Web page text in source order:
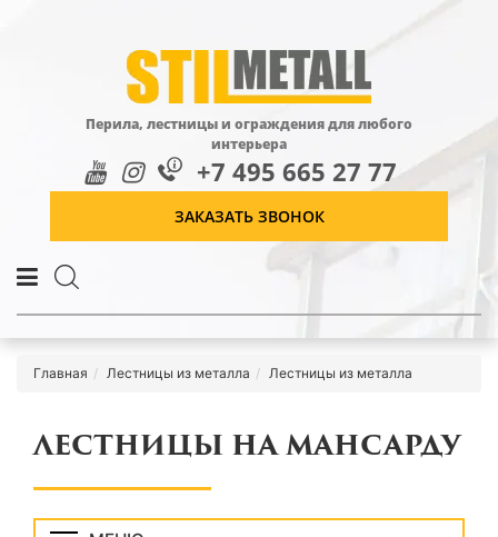
Перила, лестницы и ограждения для любого
интерьера
+7 495 665 27 77
ЗАКАЗАТЬ ЗВОНОК
Главная Лестницы из металла Лестницы из металла
ЛЕСТНИЦЫ НА МАНСАРДУ